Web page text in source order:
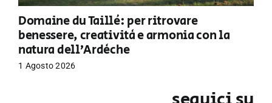
Domaine du Taillé: per ritrovare
benessere, creatività e armonia con la
natura dell’Ardèche
1 Agosto 2026